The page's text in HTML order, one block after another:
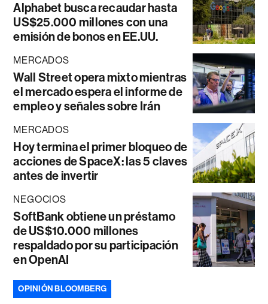
Alphabet busca recaudar hasta
US$25.000 millones con una
emisión de bonos en EE.UU.
MERCADOS
Wall Street opera mixto mientras
el mercado espera el informe de
empleo y señales sobre Irán
MERCADOS
Hoy termina el primer bloqueo de
acciones de SpaceX: las 5 claves
antes de invertir
NEGOCIOS
SoftBank obtiene un préstamo
de US$10.000 millones
respaldado por su participación
en OpenAI
OPINIÓN BLOOMBERG